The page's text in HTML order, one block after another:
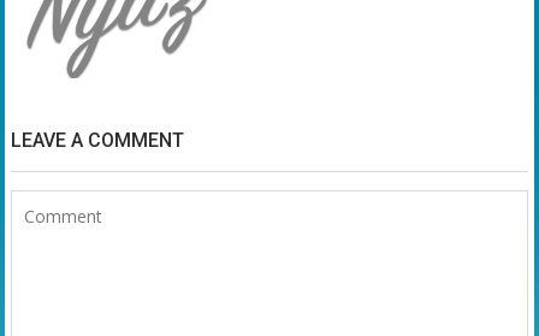
LEAVE A COMMENT